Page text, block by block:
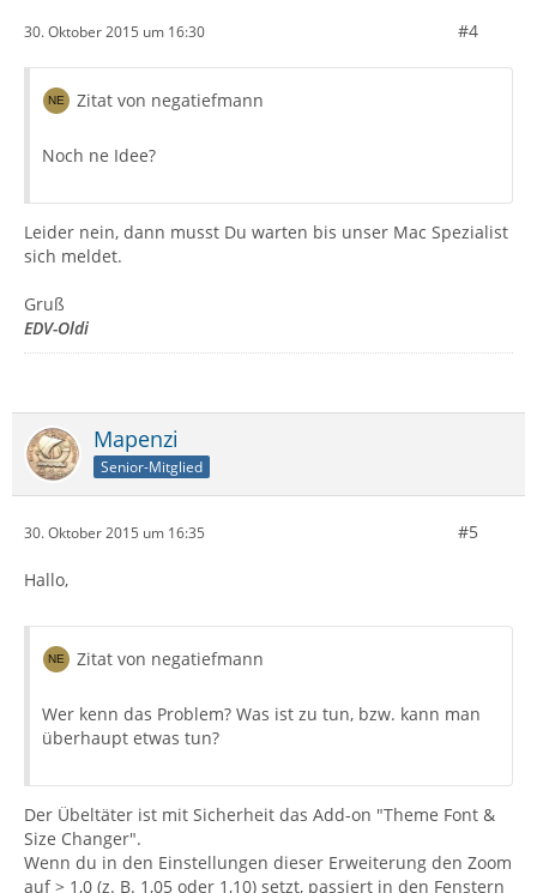
30. Oktober 2015 um 16:30 #4
Zitat von negatiefmann
Noch ne Idee?
Leider nein, dann musst Du warten bis unser Mac Spezialist
sich meldet.
Gruß
EDV-Oldi
Mapenzi
Senior-Mitglied
30. Oktober 2015 um 16:35 #5
Hallo,
Zitat von negatiefmann
Wer kenn das Problem? Was ist zu tun, bzw. kann man
überhaupt etwas tun?
Der Übeltäter ist mit Sicherheit das Add-on "Theme Font &
Size Changer".
Wenn du in den Einstellungen dieser Erweiterung den Zoom
auf > 1,0 (z. B. 1,05 oder 1,10) setzt, passiert in den Fenstern